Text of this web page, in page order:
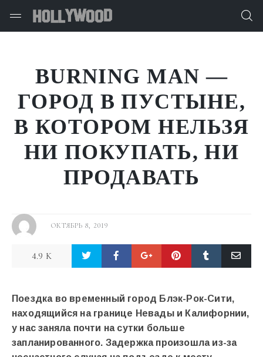
BURNING MAN —
ГОРОД В ПУСТЫНЕ,
В КОТОРОМ НЕЛЬЗЯ
НИ ПОКУПАТЬ, НИ
ПРОДАВАТЬ
ОКТЯБРЬ 8, 2019
4.9 K
Поездка во временный город Блэк-Рок-Сити,
находящийся на границе Невады и Калифорнии,
у нас заняла почти на сутки больше
запланированного. Задержка произошла из-за